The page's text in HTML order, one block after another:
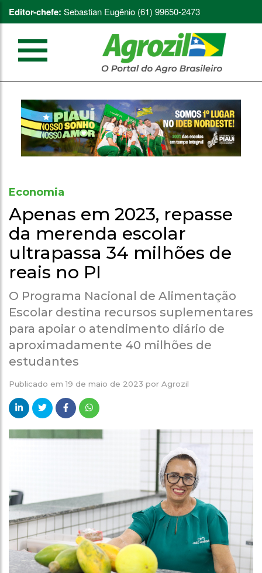
Editor-chefe: Sebastian Eugênio (61) 99650-2473
Economia
Apenas em 2023, repasse
da merenda escolar
ultrapassa 34 milhões de
reais no PI
O Programa Nacional de Alimentação
Escolar destina recursos suplementares
para apoiar o atendimento diário de
aproximadamente 40 milhões de
estudantes
Publicado em19 de maio de 2023 por Agrozil